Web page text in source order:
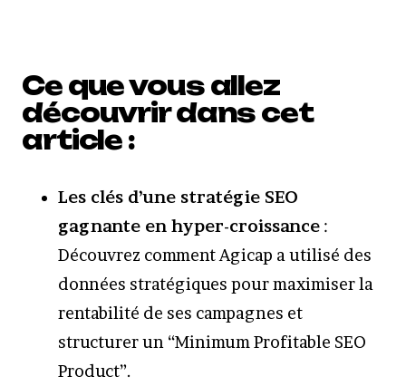
Ce que vous allez
découvrir dans cet
article :
Les clés d’une stratégie SEO
gagnante en hyper-croissance :
Découvrez comment Agicap a utilisé des
données stratégiques pour maximiser la
rentabilité de ses campagnes et
structurer un “Minimum Profitable SEO
Product”.